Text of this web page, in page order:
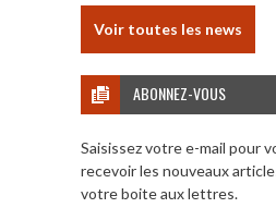
Voir toutes les news
ABONNEZ-VOUS
Saisissez votre e-mail pour
recevoir les nouveaux
votre boite aux lettres.